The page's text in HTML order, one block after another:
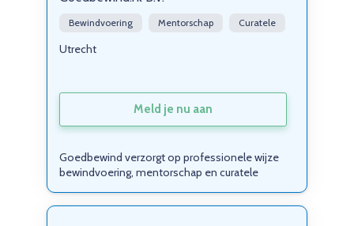
Bewindvoering Mentorschap Curatele
Utrecht
Meld je nu aan
Goedbewind verzorgt op professionele wijze
bewindvoering, mentorschap en curatele